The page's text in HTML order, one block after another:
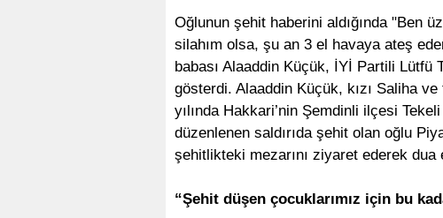
Oğlunun şehit haberini aldığında "Ben
silahım olsa, şu an 3 el havaya ateş
babası Alaaddin Küçük, İYİ Partili Lütfü
gösterdi. Alaaddin Küçük, kızı Saliha
yılında Hakkari’nin Şemdinli ilçesi
düzenlenen saldırıda şehit olan oğlu
şehitlikteki mezarını ziyaret ederek dua
“Şehit düşen çocuklarımız için bu